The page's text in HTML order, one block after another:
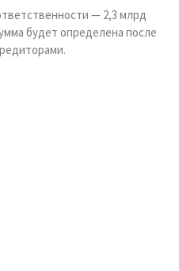
— 2,3 млрд
будет определена после